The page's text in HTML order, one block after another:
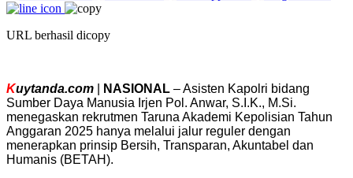
URL berhasil dicopy
Kuytanda.com NASIONAL – Asisten Kapolri bidang
Sumber Daya Manusia Irjen Pol. Anwar, S.I.K., M.Si.
menegaskan rekrutmen Taruna Akademi Kepolisian Tahun
Anggaran 2025 hanya melalui jalur reguler dengan
menerapkan prinsip Bersih, Transparan, Akuntabel dan
Humanis (BETAH).